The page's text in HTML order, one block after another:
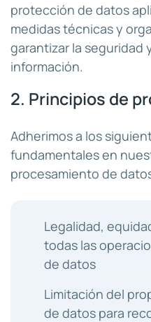
protección de datos
medidas técnicas y
garantizar la seguridad
información.
2. Principios de
Adherimos a los
fundamentales en
procesamiento de
Legalidad,
todas las
de datos
Limitación del
de datos para